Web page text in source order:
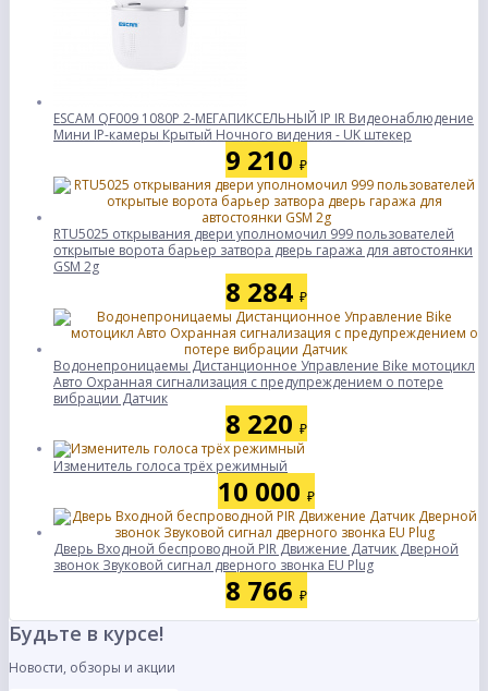
ESCAM QF009 1080P 2-МЕГАПИКСЕЛЬНЫЙ IP IR Видеонаблюдение
Мини IP-камеры Крытый Ночного видения - UK штекер
9 210 ₽
RTU5025 открывания двери уполномочил 999 пользователей
открытые ворота барьер затвора дверь гаража для автостоянки
GSM 2g
8 284 ₽
Водонепроницаемы Дистанционное Управление Bike мотоцикл
Авто Охранная сигнализация с предупреждением о потере
вибрации Датчик
8 220 ₽
Изменитель голоса трёх режимный
10 000 ₽
Дверь Входной беспроводной PIR Движение Датчик Дверной
звонок Звуковой сигнал дверного звонка EU Plug
8 766 ₽
Будьте в курсе!
Новости, обзоры и акции